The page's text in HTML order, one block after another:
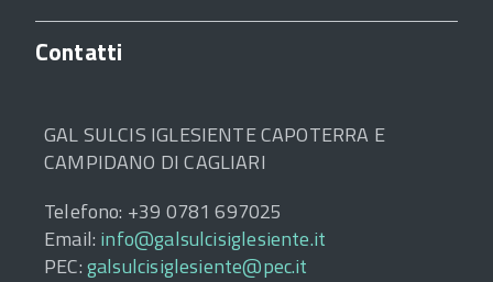
Contatti
GAL SULCIS IGLESIENTE CAPOTERRA E
CAMPIDANO DI CAGLIARI
Telefono: +39 0781 697025
Email: info@galsulcisiglesiente.it
PEC:galsulcisiglesiente@pec.it